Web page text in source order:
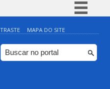
Simplifique!
Comunica BR
Participe
MAPA DO SITE